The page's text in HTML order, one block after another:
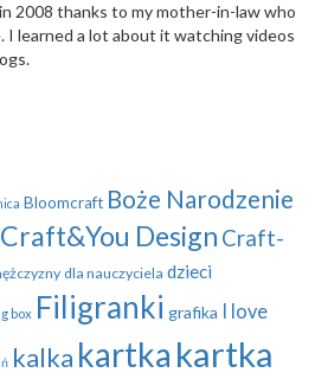
2008 thanks to my mother-in-law who
learned a lot about it watching videos
Bloomcraft Boże Narodzenie
Craft&You Design Craft-
dla nauczyciela dzieci
box Filigranki grafika I love
kalka kartka kartka